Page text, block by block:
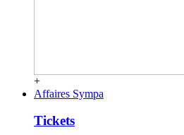
+
Affaires Sympa
Tickets